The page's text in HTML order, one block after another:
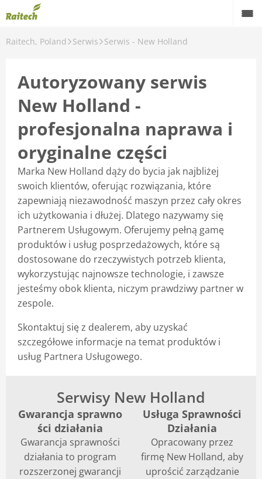
Raitech, Poland Serwis Serwis - New Holland
Autoryzowany serwis
New Holland -
profesjonalna naprawa i
oryginalne części
Marka New Holland dąży do bycia jak najbliżej
swoich klientów, oferując rozwiązania, które
zapewniają niezawodność maszyn przez cały okres
ich użytkowania i dłużej. Dlatego nazywamy się
Partnerem Usługowym. Oferujemy pełną gamę
produktów i usług posprzedażowych, które są
dostosowane do rzeczywistych potrzeb klienta,
wykorzystując najnowsze technologie, i zawsze
jesteśmy obok klienta, niczym prawdziwy partner w
zespole.
Skontaktuj się z dealerem, aby uzyskać
szczegółowe informacje na temat produktów i
usług Partnera Usługowego.
Serwisy New Holland
Gwarancja sprawno
ści działania
Gwarancja sprawności
działania to program
rozszerzonej gwarancji
Usługa Sprawności
Działania
Opracowany przez
firmę New Holland, aby
uprościć zarządzanie